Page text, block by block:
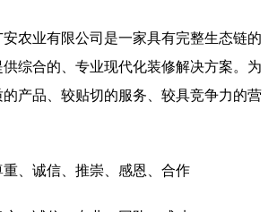
农业有限公司是一家具有完整生态链的
综合的、专业现代化装修解决方案。为
产品、较贴切的服务、较具竞争力的营
、诚信、推崇、感恩、合作